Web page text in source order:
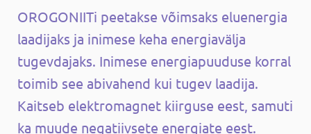
OROGONIITi peetakse võimsaks eluenergia
laadijaks ja inimese keha energiavälja
tugevdajaks. Inimese energiapuuduse korral
toimib see abivahend kui tugev laadija.
Kaitseb elektromagnet kiirguse eest, samuti
ka muude negatiivsete energiate eest.